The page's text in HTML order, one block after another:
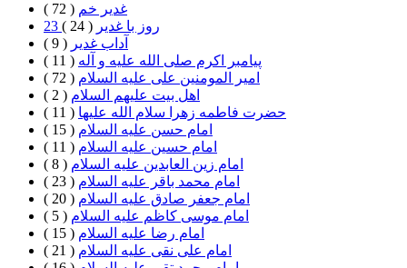
غدیر خم ( 72 )
23 روز با غدير ( 24 )
آداب غدیر ( 9 )
پیامبر اکرم صلی الله علیه و آله ( 11 )
امیر المومنین علی علیه السلام ( 72 )
اهل بيت علیهم السلام ( 2 )
حضرت فاطمه زهرا سلام الله علیها ( 11 )
امام حسن علیه السلام ( 15 )
امام حسین علیه السلام ( 11 )
امام زین العابدین علیه السلام ( 8 )
امام محمد باقر علیه السلام ( 23 )
امام جعفر صادق علیه السلام ( 20 )
امام موسی کاظم علیه السلام ( 5 )
امام رضا علیه السلام ( 15 )
امام علی نقی علیه السلام ( 21 )